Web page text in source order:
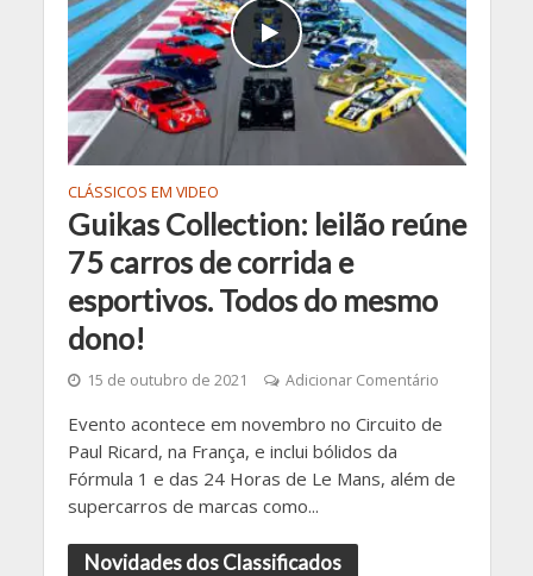
CLÁSSICOS EM VIDEO
Guikas Collection: leilão reúne
75 carros de corrida e
esportivos. Todos do mesmo
dono!
15 de outubro de 2021 Adicionar Comentário
Evento acontece em novembro no Circuito de
Paul Ricard, na França, e inclui bólidos da
Fórmula 1 e das 24 Horas de Le Mans, além de
supercarros de marcas como...
Novidades dos Classificados